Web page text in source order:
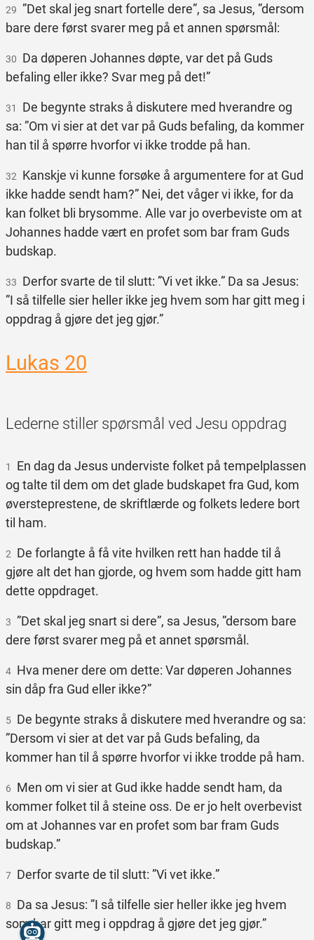
29 ”Det skal jeg snart fortelle dere”, sa Jesus, ”dersom
bare dere først svarer meg på et annen spørsmål:
30 Da døperen Johannes døpte, var det på Guds
befaling eller ikke? Svar meg på det!”
31
De begynte straks å diskutere med hverandre og
sa: ”Om vi sier at det var på Guds befaling, da kommer
han til å spørre hvorfor vi ikke trodde på han.
32 Kanskje vi kunne forsøke å argumentere for at Gud
ikke hadde sendt ham?” Nei, det våger vi ikke, for da
kan folket bli brysomme. Alle var jo overbeviste om at
Johannes hadde vært en profet som bar fram Guds
budskap.
33 Derfor svarte de til slutt: ”Vi vet ikke.” Da sa Jesus:
”I så tilfelle sier heller ikke jeg hvem som har gitt meg i
oppdrag å gjøre det jeg gjør.”
Lukas 20
Lederne stiller spørsmål ved Jesu oppdrag
1
En dag da Jesus underviste folket på tempelplassen
og talte til dem om det glade budskapet fra Gud, kom
øversteprestene, de skriftlærde og folkets ledere bort
til ham.
2 De forlangte å få vite hvilken rett han hadde til å
gjøre alt det han gjorde, og hvem som hadde gitt ham
dette oppdraget.
3 ”Det skal jeg snart si dere”, sa Jesus, ”dersom bare
dere først svarer meg på et annet spørsmål.
4 Hva mener dere om dette: Var døperen Johannes
sin dåp fra Gud eller ikke?”
5 De begynte straks å diskutere med hverandre og sa:
”Dersom vi sier at det var på Guds befaling, da
kommer han til å spørre hvorfor vi ikke trodde på ham.
6 Men om vi sier at Gud ikke hadde sendt ham, da
kommer folket til å steine oss. De er jo helt overbevist
om at Johannes var en profet som bar fram Guds
budskap.”
7 Derfor svarte de til slutt: ”Vi vet ikke.”
8 Da sa Jesus: ”I så tilfelle sier heller ikke jeg hvem
som har gitt meg i oppdrag å gjøre det jeg gjør.”